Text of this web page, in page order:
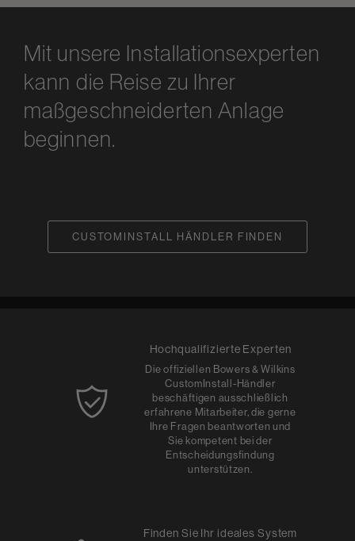
Mit unsere Installationsexperten
kann die Reise zu Ihrer
maßgeschneiderten Anlage
beginnen.
CUSTOMINSTALL HÄNDLER FINDEN
Hochqualifizierte Experten
Die offiziellen Bowers & Wilkins
CustomInstall-Händler
beschäftigen ausschließlich
erfahrene Mitarbeiter, die gerne
Ihre Fragen beantworten und
Sie kompetent bei der
Entscheidungsfindung
unterstützen.
Finden Sie Ihr ideales System